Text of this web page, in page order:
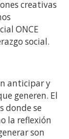
creativas
ONCE
social.
anticipar y
generen. El
donde se
la reflexión
son